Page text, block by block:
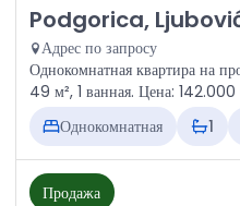
Продажа - Квартира
Podgorica,
Адрес по запросу
Однокомнатная квартира на
49 м², 1 ванная. Цена:
Однокомнатная
1
Продажа